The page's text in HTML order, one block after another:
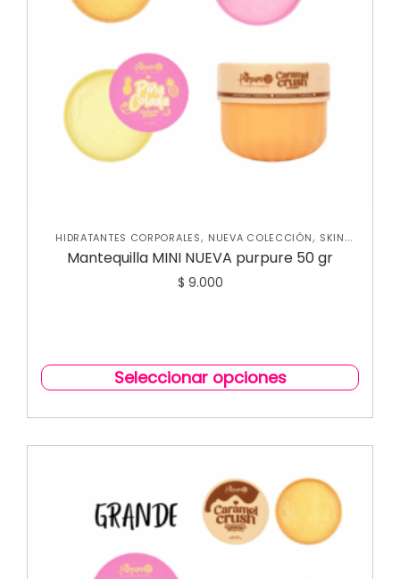
HIDRATANTES CORPORALES, NUEVA COLECCIÓN, SKIN
CARE CORPORAL
Mantequilla MINI NUEVA purpure 50 gr
$ 9.000
Seleccionar opciones